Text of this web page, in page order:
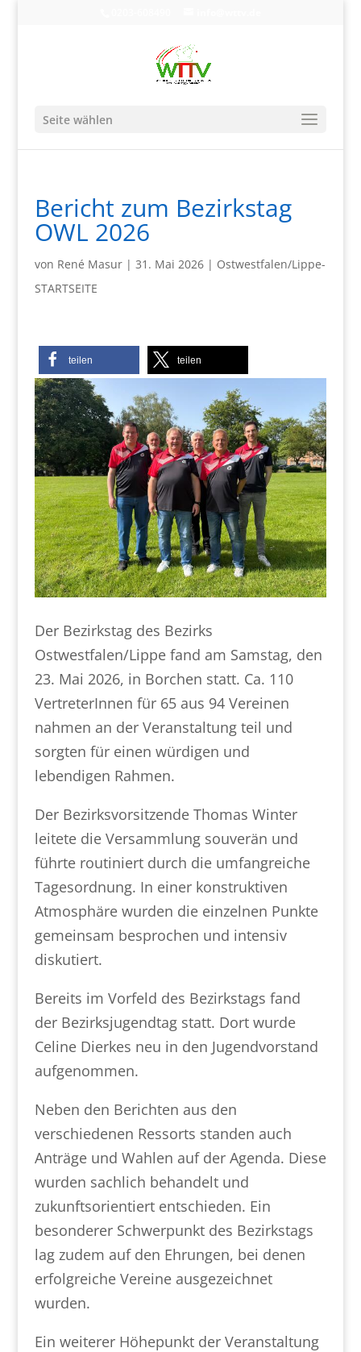
Seite wählen
Bericht zum Bezirkstag
OWL 2026
von René Masur| 31. Mai 2026| Ostwestfalen/Lippe-
STARTSEITE
teilen teilen
Der Bezirkstag des Bezirks
Ostwestfalen/Lippe fand am Samstag, den
23. Mai 2026, in Borchen statt. Ca. 110
VertreterInnen für 65 aus 94 Vereinen
nahmen an der Veranstaltung teil und
sorgten für einen würdigen und
lebendigen Rahmen.
Der Bezirksvorsitzende Thomas Winter
leitete die Versammlung souverän und
führte routiniert durch die umfangreiche
Tagesordnung. In einer konstruktiven
Atmosphäre wurden die einzelnen Punkte
gemeinsam besprochen und intensiv
diskutiert.
Bereits im Vorfeld des Bezirkstags fand
der Bezirksjugendtag statt. Dort wurde
Celine Dierkes neu in den Jugendvorstand
aufgenommen.
Neben den Berichten aus den
verschiedenen Ressorts standen auch
Anträge und Wahlen auf der Agenda. Diese
wurden sachlich behandelt und
zukunftsorientiert entschieden. Ein
besonderer Schwerpunkt des Bezirkstags
lag zudem auf den Ehrungen, bei denen
erfolgreiche Vereine ausgezeichnet
wurden.
Ein weiterer Höhepunkt der Veranstaltung